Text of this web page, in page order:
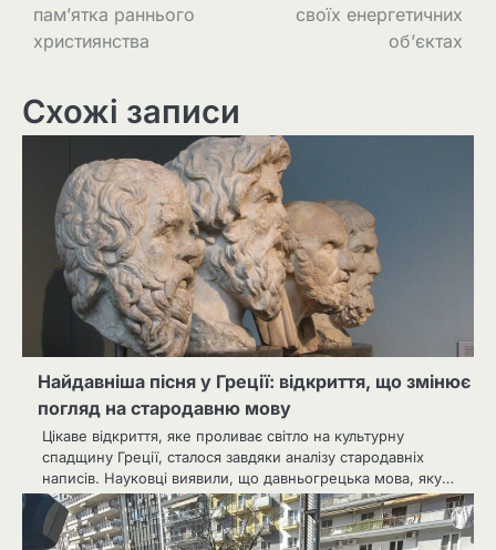
пам’ятка раннього
християнства
своїх енергетичних
об’єктах
Схожі записи
Найдавніша пісня у Греції: відкриття, що змінює
погляд на стародавню мову
Цікаве відкриття, яке проливає світло на культурну
спадщину Греції, сталося завдяки аналізу стародавніх
написів. Науковці виявили, що давньогрецька мова, яку…